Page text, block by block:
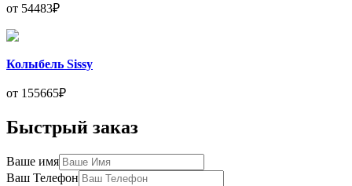
от 54483₽
Колыбель Sissy
от 155665₽
Быстрый заказ
Ваше имя
Ваш Телефон